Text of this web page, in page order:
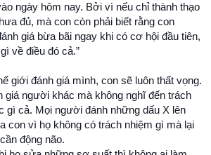
ngày hôm nay. Bởi vì nếu chỉ thành thạo
đủ, mà con còn phải biết rằng con
giá bừa bãi ngay khi có cơ hội đầu tiên,
về điều đó cả.”
giới đánh giá mình, con sẽ luôn thất vọng.
giá người khác mà không nghĩ đến trách
gì cả. Mọi người đánh những dấu X lên
con vì họ không có trách nhiệm gì mà lại
động não.